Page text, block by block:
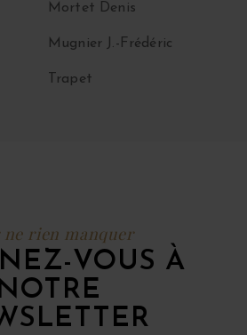
Mortet Denis
Mugnier J.-Frédéric
Trapet
ne rien manquer
VOUS À